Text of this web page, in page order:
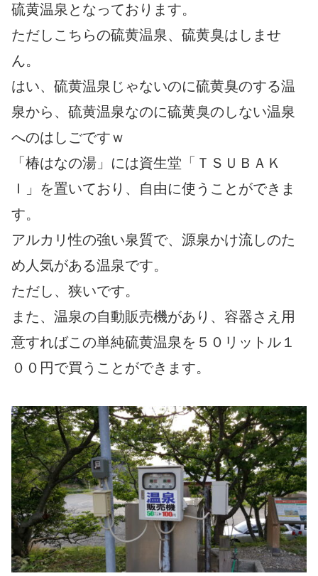
硫黄温泉となっております。
ただしこちらの硫黄温泉、硫黄臭はしませ
ん。
はい、硫黄温泉じゃないのに硫黄臭のする温
泉から、硫黄温泉なのに硫黄臭のしない温泉
へのはしごですｗ
「椿はなの湯」には資生堂「ＴＳＵＢＡＫ
Ｉ」を置いており、自由に使うことができま
す。
アルカリ性の強い泉質で、源泉かけ流しのた
め人気がある温泉です。
ただし、狭いです。
また、温泉の自動販売機があり、容器さえ用
意すればこの単純硫黄温泉を５０リットル１
００円で買うことができます。